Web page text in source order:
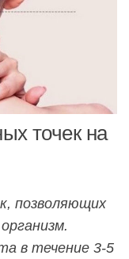
точек на
позволяющих
в течение 3-5